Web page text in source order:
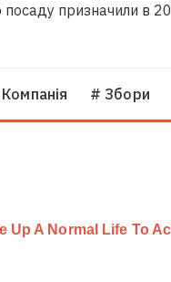
призначили в
# Збори